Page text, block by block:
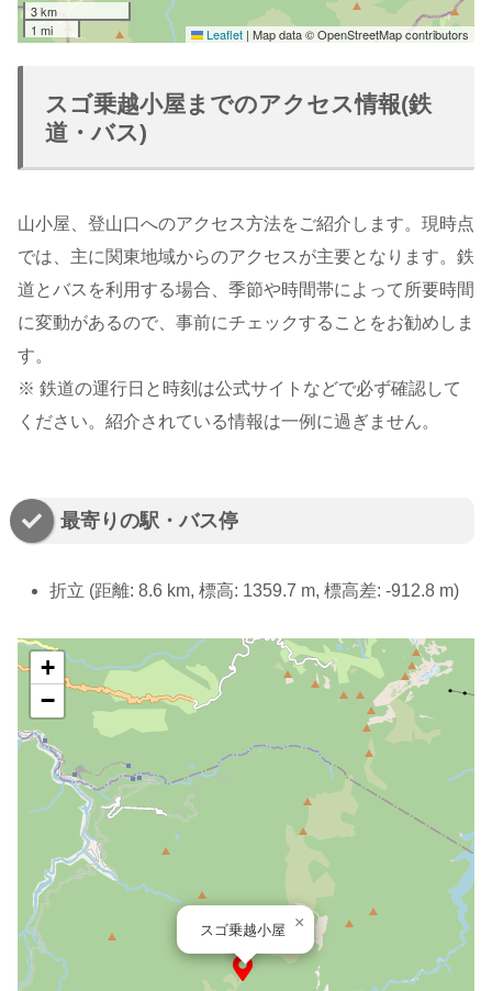
3 km
1 mi
Leaflet | Map data © OpenStreetMap contributors
スゴ乗越小屋までのアクセス情報(鉄
道・バス)
山小屋、登山口へのアクセス方法をご紹介します。現時点
では、主に関東地域からのアクセスが主要となります。鉄
道とバスを利用する場合、季節や時間帯によって所要時間
に変動があるので、事前にチェックすることをお勧めしま
す。
※ 鉄道の運行日と時刻は公式サイトなどで必ず確認して
ください。紹介されている情報は一例に過ぎません。
最寄りの駅・バス停
折立 (距離: 8.6 km, 標高: 1359.7 m, 標高差: -912.8 m)
スゴ乗越小屋 ×
+
−